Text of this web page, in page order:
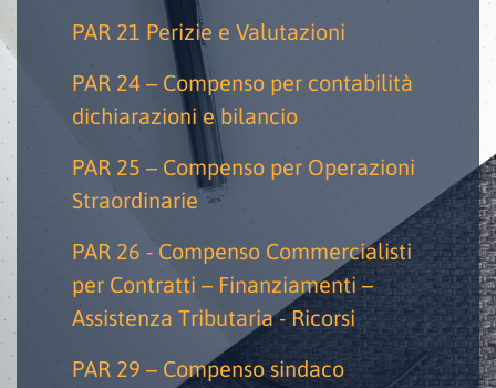
PAR 21 Perizie e Valutazioni
PAR 24 – Compenso per contabilità
dichiarazioni e bilancio
PAR 25 – Compenso per Operazioni
Straordinarie
PAR 26 - Compenso Commercialisti
per Contratti – Finanziamenti –
Assistenza Tributaria - Ricorsi
PAR 29 – Compenso sindaco